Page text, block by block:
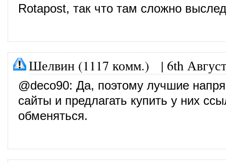
Rotapost, так что там сложно
Шелвин (1117 комм.) | 6th
@deco90: Да, поэтому лучшие
сайты и предлагать купить у них
обменяться.